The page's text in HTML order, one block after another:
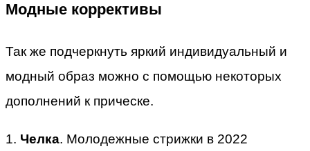
Модные коррективы
Так же подчеркнуть яркий индивидуальный и
модный образ можно с помощью некоторых
дополнений к прическе.
1. Челка. Молодежные стрижки в 2022